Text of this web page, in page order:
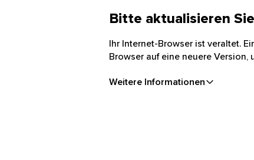
Bitte aktualisieren
Ihr Internet-Browser ist veraltet.
Browser auf eine neuere
Weitere Informationen